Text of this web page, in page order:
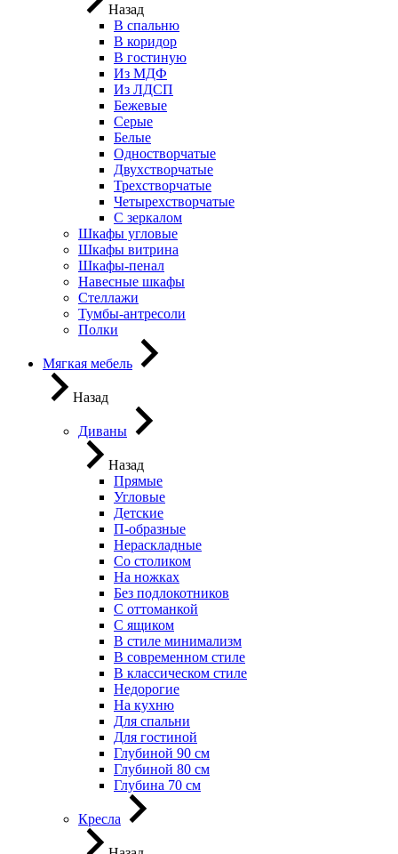
Назад
В спальню
В коридор
В гостиную
Из МДФ
Из ЛДСП
Бежевые
Серые
Белые
Одностворчатые
Двухстворчатые
Трехстворчатые
Четырехстворчатые
С зеркалом
Шкафы угловые
Шкафы витрина
Шкафы-пенал
Навесные шкафы
Стеллажи
Тумбы-антресоли
Полки
Мягкая мебель
Назад
Диваны
Назад
Прямые
Угловые
Детские
П-образные
Нераскладные
Со столиком
На ножках
Без подлокотников
С оттоманкой
С ящиком
В стиле минимализм
В современном стиле
В классическом стиле
Недорогие
На кухню
Для спальни
Для гостиной
Глубиной 90 см
Глубиной 80 см
Глубина 70 см
Кресла